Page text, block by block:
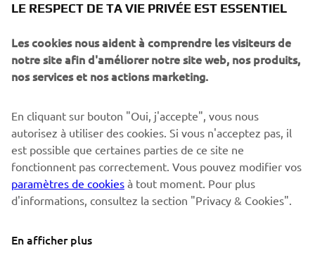
spéciaux, les lancements de produits, etc.
S'ABONNER
Lisez notre politique de confidentialité pour savoir comment
nous traitons vos données personnelles : Politique de
Confidentialité
LE RESPECT DE TA VIE PRIVÉE EST ESSENTIEL
Les cookies nous aident à comprendre les visiteurs de
notre site afin d'améliorer notre site web, nos produits,
nos services et nos actions marketing.
En cliquant sur bouton "Oui, j'accepte", vous nous
autorisez à utiliser des cookies. Si vous n'acceptez pas, il
est possible que certaines parties de ce site ne
fonctionnent pas correctement. Vous pouvez modifier vos
paramètres de cookies à tout moment. Pour plus
d'informations, consultez la section "Privacy & Cookies".
En afficher plus